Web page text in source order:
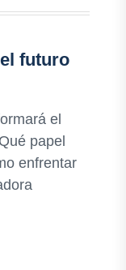
futuro
el
papel
enfrentar